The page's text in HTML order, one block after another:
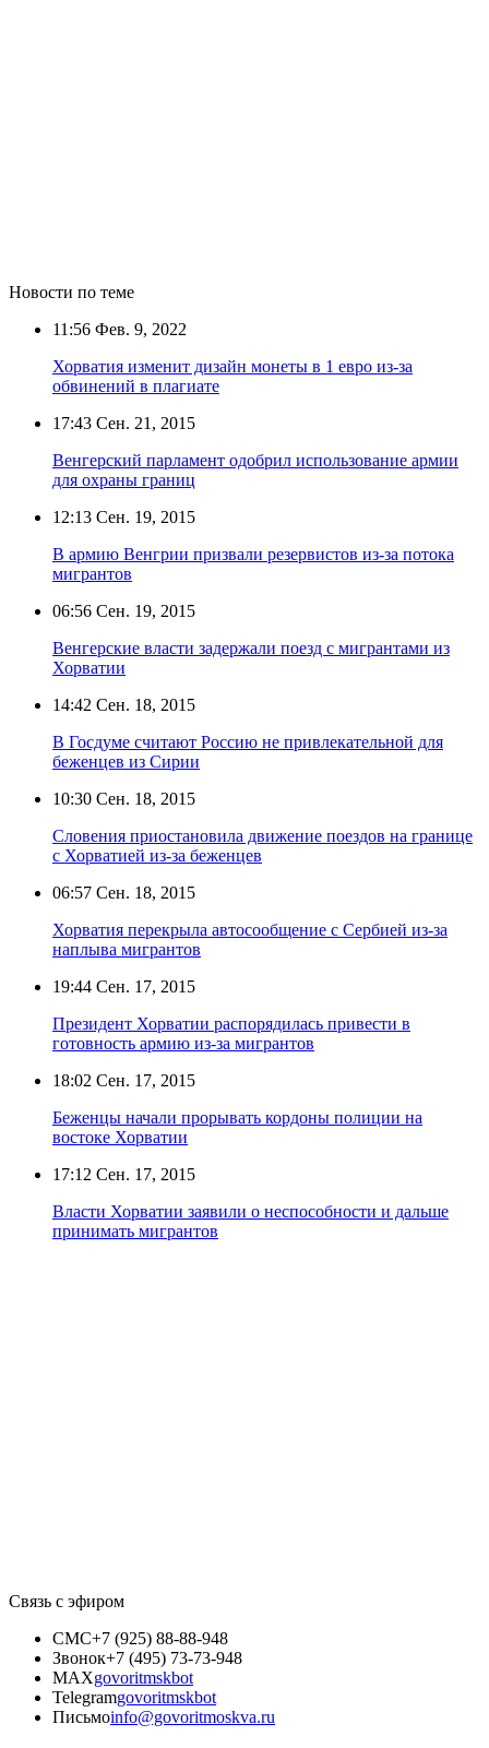
Новости по теме
11:56 Фев. 9, 2022
Хорватия изменит дизайн монеты в 1 евро из-за
обвинений в плагиате
17:43 Сен. 21, 2015
Венгерский парламент одобрил использование армии
для охраны границ
12:13 Сен. 19, 2015
В армию Венгрии призвали резервистов из-за потока
мигрантов
06:56 Сен. 19, 2015
Венгерские власти задержали поезд с мигрантами из
Хорватии
14:42 Сен. 18, 2015
В Госдуме считают Россию не привлекательной для
беженцев из Сирии
10:30 Сен. 18, 2015
Словения приостановила движение поездов на границе
с Хорватией из-за беженцев
06:57 Сен. 18, 2015
Хорватия перекрыла автосообщение с Сербией из-за
наплыва мигрантов
19:44 Сен. 17, 2015
Президент Хорватии распорядилась привести в
готовность армию из-за мигрантов
18:02 Сен. 17, 2015
Беженцы начали прорывать кордоны полиции на
востоке Хорватии
17:12 Сен. 17, 2015
Власти Хорватии заявили о неспособности и дальше
принимать мигрантов
Связь с эфиром
СМС+7 (925) 88-88-948
Звонок+7 (495) 73-73-948
MAXgovoritmskbot
Telegramgovoritmskbot
Письмоinfo@govoritmoskva.ru